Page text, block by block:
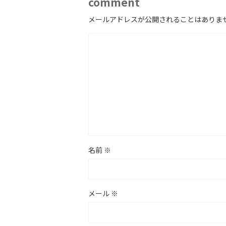
メールアドレスが公開されることはありま
名前 ※
メール ※